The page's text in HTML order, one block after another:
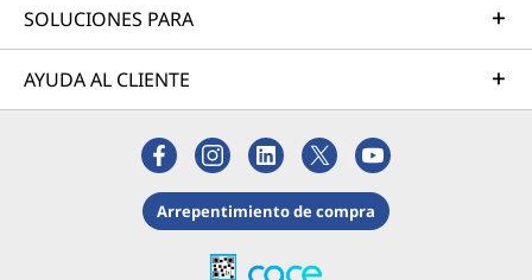
SOLUCIONES PARA
AYUDA AL CLIENTE
Arrepentimiento de compra